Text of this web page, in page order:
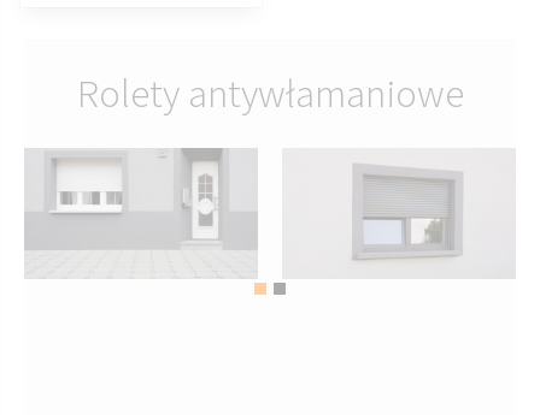
Rolety antywłamaniowe